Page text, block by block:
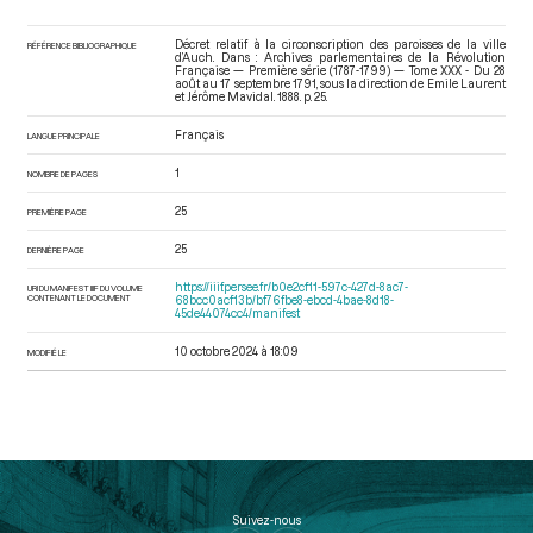
RÉFÉRENCE BIBLIOGRAPHIQUE
Décret relatif à la circonscription des paroisses de la ville
d’Auch. Dans : Archives parlementaires de la Révolution
Française — Première série (1787-1799) — Tome XXX - Du 28
août au 17 septembre 1791 , sous la direction de Emile Laurent
et Jérôme Mavidal. 1888. p. 25.
LANGUE PRINCIPALE Français
NOMBRE DE PAGES 1
PREMIÈRE PAGE 25
DERNIÈRE PAGE 25
URI DU MANIFEST IIIF DU VOLUME
CONTENANT LE DOCUMENT
https://iiif.persee.fr/b0e2cf11-597c-427d-8ac7-
68bcc0acf13b/bf76fbe8-ebcd-4bae-8d18-
45de44074cc4/manifest
MODIFIÉ LE 10 octobre 2024 à 18:09
Suivez-nous